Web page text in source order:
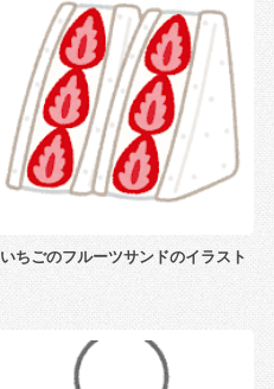
いちごのフルーツサンドのイラスト